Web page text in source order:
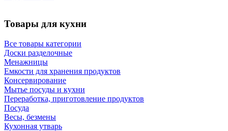
Товары для кухни
Все товары категории
Доски разделочные
Менажницы
Емкости для хранения продуктов
Консервирование
Мытье посуды и кухни
Переработка, приготовление продуктов
Посуда
Весы, безмены
Кухонная утварь